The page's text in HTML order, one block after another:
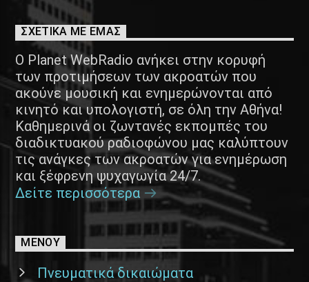
ΣΧΕΤΙΚΑ ΜΕ ΕΜΑΣ
Ο Planet WebRadio ανήκει στην κορυφή
των προτιμήσεων των ακροατών που
ακούνε μουσική και ενημερώνονται από
κινητό και υπολογιστή, σε όλη την Αθήνα!
Καθημερινά οι ζωντανές εκπομπές του
διαδικτυακού ραδιοφώνου μας καλύπτουν
τις ανάγκες των ακροατών για ενημέρωση
και ξέφρενη ψυχαγωγία 24/7.
Δείτε περισσότερα
ΜΕΝΟΥ
Πνευματικά δικαιώματα